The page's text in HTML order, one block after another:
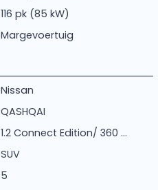
116 pk (85 kW)
Margevoertuig
Nissan
QASHQAI
1.2 Connect Edition/ 360 ...
SUV
5